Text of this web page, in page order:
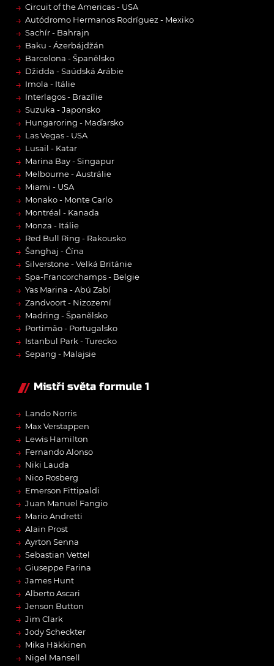
→ Circuit of the Americas - USA
→ Autódromo Hermanos Rodríguez - Mexiko
→ Sachír - Bahrajn
→ Baku - Ázerbájdžán
→ Barcelona - Španělsko
→ Džidda - Saúdská Arábie
→ Imola - Itálie
→ Interlagos - Brazílie
→ Suzuka - Japonsko
→ Hungaroring - Maďarsko
→ Las Vegas - USA
→ Lusail - Katar
→ Marina Bay - Singapur
→ Melbourne - Austrálie
→ Miami - USA
→ Monako - Monte Carlo
→ Montréal - Kanada
→ Monza - Itálie
→ Red Bull Ring - Rakousko
→ Šanghaj - Čína
→ Silverstone - Velká Británie
→ Spa-Francorchamps - Belgie
→ Yas Marina - Abú Zabí
→ Zandvoort - Nizozemí
→ Madring - Španělsko
→ Portimão - Portugalsko
→ Istanbul Park - Turecko
→ Sepang - Malajsie
Mistři světa formule 1
→ Lando Norris
→ Max Verstappen
→ Lewis Hamilton
→ Fernando Alonso
→ Niki Lauda
→ Nico Rosberg
→ Emerson Fittipaldi
→ Juan Manuel Fangio
→ Mario Andretti
→ Alain Prost
→ Ayrton Senna
→ Sebastian Vettel
→ Giuseppe Farina
→ James Hunt
→ Alberto Ascari
→ Jenson Button
→ Jim Clark
→ Jody Scheckter
→ Mika Häkkinen
→ Nigel Mansell